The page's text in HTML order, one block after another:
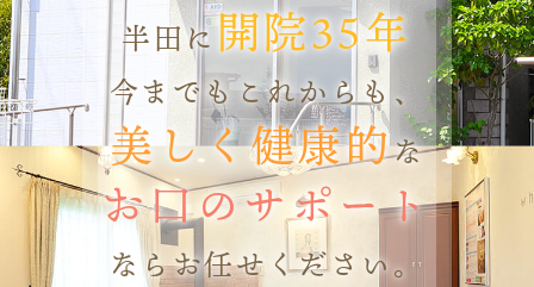
半田に開院35年
今までもこれからも、
美しく健康的な
お口のサポート
ならお任せください。